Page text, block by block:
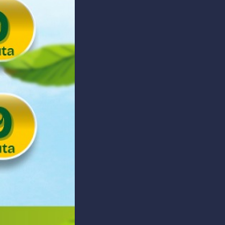
9 August